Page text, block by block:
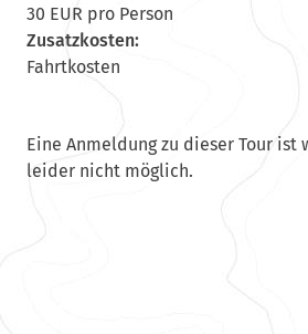
30 EUR pro Person
Zusatzkosten:
Fahrtkosten
Eine Anmeldung zu dieser Tour ist
leider nicht möglich.